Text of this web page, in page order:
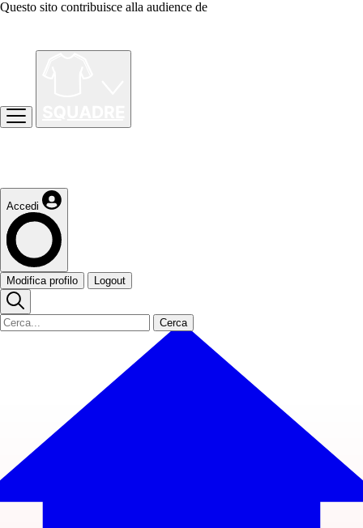
Questo sito contribuisce alla audience de
Accedi
Modifica profilo Logout
Cerca